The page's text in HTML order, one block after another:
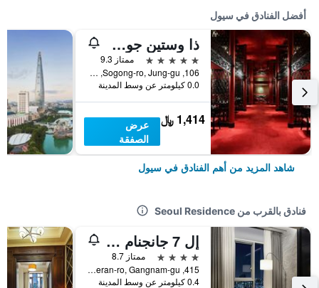
أفضل الفنادق في سيول
ذا وستين جوسون سول
5 نجوم
ممتاز 9.3
106, Sogong-ro, Jung-gu, سيول, كوريا الجنوبية
0.0 كيلومتر عن وسط المدينة
1,414 ﷼
عرض
الصفقة
شاهد المزيد من أهم الفنادق في سيول
فنادق بالقرب من Seoul Residence
إل 7 جانجنام باي لوت هوتلز
4 نجوم
ممتاز 8.7
415, Teheran-ro, Gangnam-gu, سيول, كوريا الجنوبية
0.4 كيلومتر عن وسط المدينة